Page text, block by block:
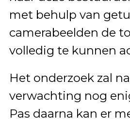
met behulp van
camerabeelden de
volledig te kunnen
Het onderzoek zal
verwachting nog
Pas daarna kan er